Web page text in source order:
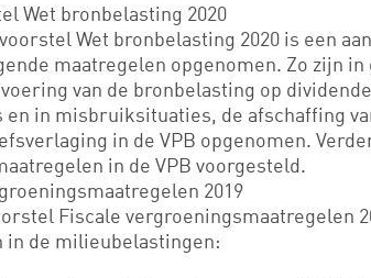
Wet bronbelasting 2020
Wet bronbelasting 2020 is een
maatregelen opgenomen. Zo zijn
van de bronbelasting op
in misbruiksituaties, de afschaffing
in de VPB opgenomen.
in de VPB voorgesteld.
2019
Fiscale vergroeningsmaatregelen
in de milieubelastingen: